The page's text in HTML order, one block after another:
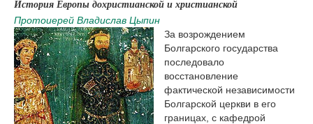
История Европы дохристианской и христианской
Протоиерей Владислав Цыпин
За возрождением
Болгарского государства
последовало
восстановление
фактической независимости
Болгарской церкви в его
границах, с кафедрой